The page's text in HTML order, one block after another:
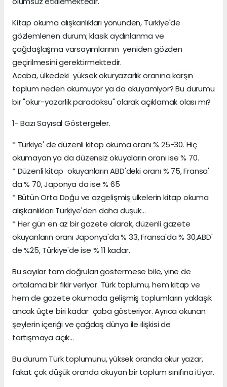
Kitap okuma alışkanlıkları yönünden, Türkiye'de
gözlemlenen durum; klasik aydınlanma ve
çağdaşlaşma varsayımlarının yeniden gözden
geçirilmesini gerektirmektedir.
Acaba, ülkedeki yüksek okuryazarlık oranına karşın
toplum neden okumuyor ya da okuyamiyor? Bu durumu
bir "okur-yazarlik paradoksu" olarak açıklamak olası mı?
1- Bazı Sayısal Göstergeler.
* Türkiye' de düzenli kitap okuma oranı % 25-30. Hiç
okumayan ya da düzensiz okuyaların oranı ise % 70.
* Düzenli kitap okuyanların ABD'deki oranı % 75, Fransa'
da % 70, Japonya da ise % 65
* Bütün Orta Doğu ve azgelişmiş ülkelerin kitap okuma
alışkanlıkları Türķiye'den daha düşük...
* Her gün en az bir gazete alarak, düzenli gazete
okuyanların oranı Japonya'da % 33, Fransa'da % 30,ABD'
de %25, Türkiye'de ise % 11 kadar.
Bu sayılar tam doğruları göstermese bile, yine de
ortalama bir fikir veriyor. Türk toplumu, hem kitap ve
hem de gazete okumada gelişmiş toplumların yaklaşık
ancak üçte biri kadar çaba gösteriyor. Ayrıca okunan
şeylerin içeriği ve çağdaş dünya ile ilişkisi de
tartışmaya açık...
Bu durum Türk toplumunu, yüksek oranda okur yazar,
fakat çok düşük oranda okuyan bir toplum sınıfına itiyor.